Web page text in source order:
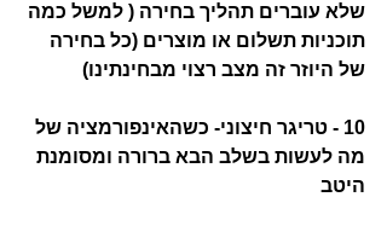
שלא עוברים תהליך בחירה ( למשל כמה
תוכניות תשלום או מוצרים (כל בחירה
של היוזר זה מצב רצוי מבחינתינו)
10 - טריגר חיצוני- כשהאינפורמציה של
מה לעשות בשלב הבא ברורה ומסומנת
היטב